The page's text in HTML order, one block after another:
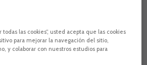
las cookies”, usted acepta que las cookies
para mejorar la navegación del sitio,
y colaborar con nuestros estudios para